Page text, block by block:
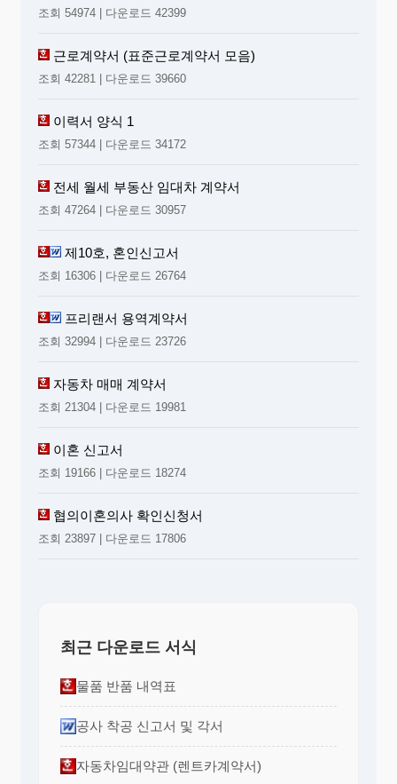
5. 기타 유의사항
로부터 교부받은 협의서등본을 이혼신고 전에 사본하여 보관
하시기 바랍니다.
조회 54974 | 다운로드 42399
근로계약서 (표준근로계약서 모음)
조회 42281 | 다운로드 39660
이력서 양식 1
조회 57344 | 다운로드 34172
전세 월세 부동산 임대차 계약서
조회 47264 | 다운로드 30957
제10호, 혼인신고서
조회 16306 | 다운로드 26764
프리랜서 용역계약서
조회 32994 | 다운로드 23726
자동차 매매 계약서
조회 21304 | 다운로드 19981
이혼 신고서
조회 19166 | 다운로드 18274
협의이혼의사 확인신청서
조회 23897 | 다운로드 17806
최근 다운로드 서식
물품 반품 내역표
공사 착공 신고서 및 각서
자동차임대약관 (렌트카계약서)